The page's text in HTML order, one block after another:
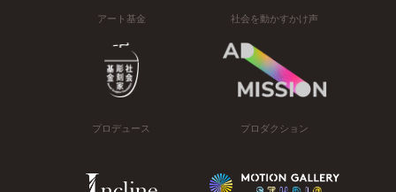
アート基金 社会を動かすかけ声
プロデュース プロダクション